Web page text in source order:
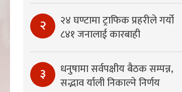
२
२४ घण्टामा ट्राफिक प्रहरीले गर्यो
८४१ जनालाई कारबाही
३
धनुषामा सर्वपक्षीय बैठक सम्पन्न,
सद्भाव र्याली निकाल्ने निर्णय